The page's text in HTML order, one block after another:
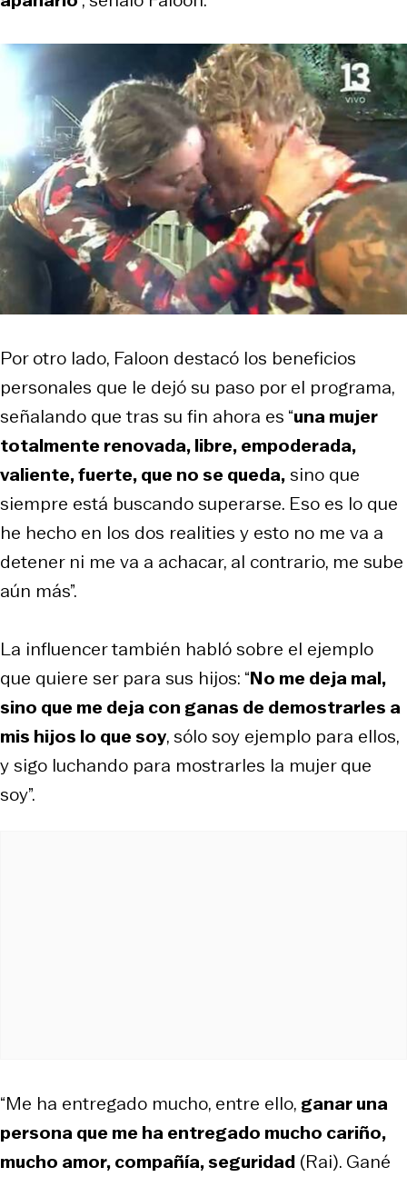
Por otro lado, Faloon destacó los beneficios
personales que le dejó su paso por el programa,
señalando que tras su fin ahora es “una mujer
totalmente renovada, libre, empoderada,
valiente, fuerte, que no se queda,sino que
siempre está buscando superarse. Eso es lo que
he hecho en los dos realities y esto no me va a
detener ni me va a achacar, al contrario, me sube
aún más”.
La influencer también habló sobre el ejemplo
que quiere ser para sus hijos: “No me deja mal,
sino que me deja con ganas de demostrarles a
mis hijos lo que soy, sólo soy ejemplo para ellos,
y sigo luchando para mostrarles la mujer que
soy”.
“Me ha entregado mucho, entre ello, ganar una
persona que me ha entregado mucho cariño,
mucho amor, compañía, seguridad (Rai). Gané